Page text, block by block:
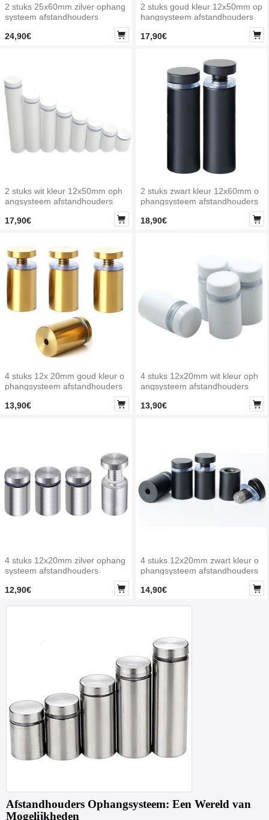
2 stuks 25x60mm zilver ophang
systeem afstandhouders
24,90€

2 stuks goud kleur 12x50mm op
hangsysteem afstandhouders
17,90€

2 stuks wit kleur 12x50mm oph
angsysteem afstandhouders
17,90€

2 stuks zwart kleur 12x60mm o
phangsysteem afstandhouders
18,90€

4 stuks 12x 20mm goud kleur o
phangsysteem afstandhouders
13,90€

4 stuks 12x20mm wit kleur oph
angsysteem afstandhouders
13,90€

4 stuks 12x20mm zilver ophang
systeem afstandhouders
12,90€

4 stuks 12x20mm zwart kleur o
phangsysteem afstandhouders
14,90€

Afstandhouders Ophangsysteem: Een Wereld van
Mogelijkheden